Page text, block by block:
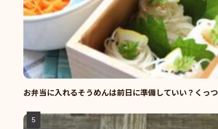
お弁当に入れるそうめんは前日に準備していい？くっ